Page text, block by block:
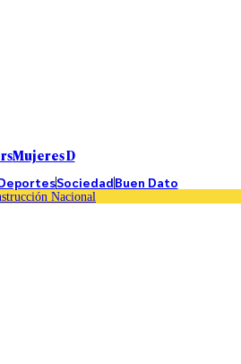
Mujeres D
SociedadBuen Dato
Nacional